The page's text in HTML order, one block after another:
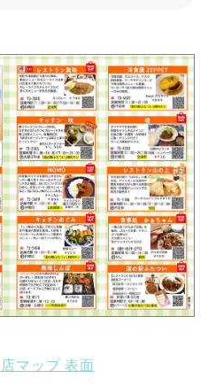
マップ 表面